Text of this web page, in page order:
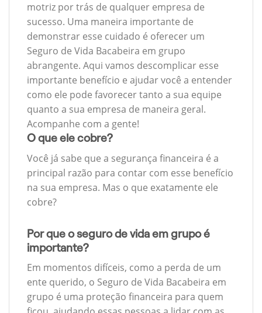
motriz por trás de qualquer empresa de
sucesso. Uma maneira importante de
demonstrar esse cuidado é oferecer um
Seguro de Vida Bacabeira em grupo
abrangente. Aqui vamos descomplicar esse
importante benefício e ajudar você a entender
como ele pode favorecer tanto a sua equipe
quanto a sua empresa de maneira geral.
Acompanhe com a gente!
O que ele cobre?
Você já sabe que a segurança financeira é a
principal razão para contar com esse benefício
na sua empresa. Mas o que exatamente ele
cobre?
Por que o seguro de vida em grupo é
importante?
Em momentos difíceis, como a perda de um
ente querido, o Seguro de Vida Bacabeira em
grupo é uma proteção financeira para quem